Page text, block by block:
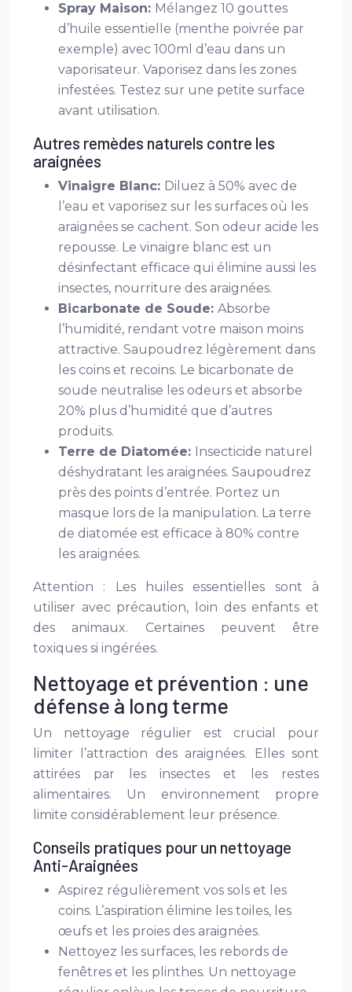
Spray Maison: Mélangez 10 gouttes
d’huile essentielle (menthe poivrée par
exemple) avec 100ml d’eau dans un
vaporisateur. Vaporisez dans les zones
infestées. Testez sur une petite surface
avant utilisation.
Autres remèdes naturels contre les
araignées
Vinaigre Blanc: Diluez à 50% avec de
l’eau et vaporisez sur les surfaces où les
araignées se cachent. Son odeur acide les
repousse. Le vinaigre blanc est un
désinfectant efficace qui élimine aussi les
insectes, nourriture des araignées.
Bicarbonate de Soude: Absorbe
l’humidité, rendant votre maison moins
attractive. Saupoudrez légèrement dans
les coins et recoins. Le bicarbonate de
soude neutralise les odeurs et absorbe
20% plus d’humidité que d’autres
produits.
Terre de Diatomée: Insecticide naturel
déshydratant les araignées. Saupoudrez
près des points d’entrée. Portez un
masque lors de la manipulation. La terre
de diatomée est efficace à 80% contre
les araignées.
Attention : Les huiles essentielles sont à
utiliser avec précaution, loin des enfants et
des animaux. Certaines peuvent être
toxiques si ingérées.
Nettoyage et prévention : une
défense à long terme
Un nettoyage régulier est crucial pour
limiter l’attraction des araignées. Elles sont
attirées par les insectes et les restes
alimentaires. Un environnement propre
limite considérablement leur présence.
Conseils pratiques pour un nettoyage
Anti-Araignées
Aspirez régulièrement vos sols et les
coins. L’aspiration élimine les toiles, les
œufs et les proies des araignées.
Nettoyez les surfaces, les rebords de
fenêtres et les plinthes. Un nettoyage